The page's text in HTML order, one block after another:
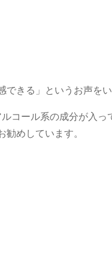
きる」というお声をい
コール系の成分が入っ
勧めしています。